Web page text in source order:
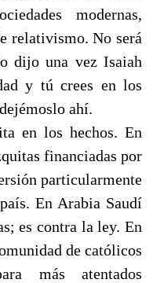
modernas,
relativismo. No será
dijo una vez Isaiah
y tú crees en los
ahí.
en los hechos. En
financiadas por
particularmente
En Arabia Saudí
es contra la ley. En
de católicos
más atentados